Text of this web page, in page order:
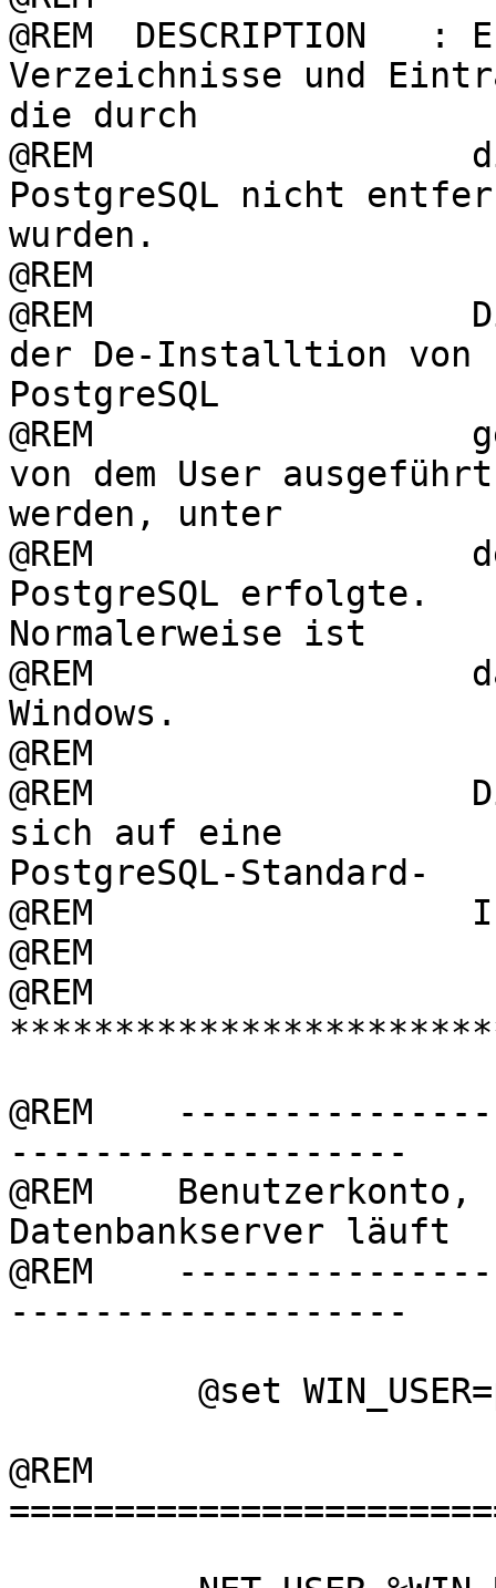
@REM
Verzeichnisse und
die durch
@REM
PostgreSQL nicht
wurden.
@REM
@REM
der De-Installtion
PostgreSQL
@REM
von dem User
werden, unter
@REM
PostgreSQL erfolgte.
Normalerweise ist
@REM
Windows.
@REM
@REM
sich auf eine
PostgreSQL-Standard-
@REM
@REM
@REM
@REM
-------------------
@REM
Datenbankserver läuft
@REM
-------------------
@REM